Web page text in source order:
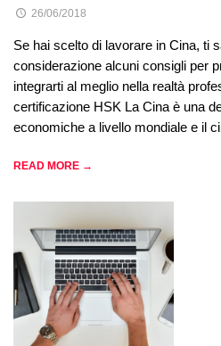
26/06/2018
Se hai scelto di lavorare in Cina, ti
considerazione alcuni consigli per
integrarti al meglio nella realtà
certificazione HSK La Cina è una
economiche a livello mondiale e il
READ MORE →